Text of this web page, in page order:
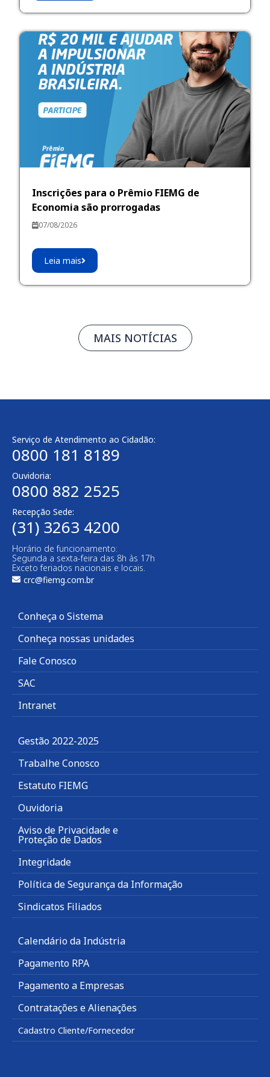
Inscrições para o Prêmio FIEMG de
Economia são prorrogadas
07/08/2026
Leia mais
MAIS NOTÍCIAS
Serviço de Atendimento ao Cidadão:
0800 181 8189
Ouvidoria:
0800 882 2525
Recepção Sede:
(31) 3263 4200
Horário de funcionamento:
Segunda a sexta-feira das 8h às 17h
Exceto feriados nacionais e locais.
crc@fiemg.com.br
Conheça o Sistema
Conheça nossas unidades
Fale Conosco
SAC
Intranet
Gestão 2022-2025
Trabalhe Conosco
Estatuto FIEMG
Ouvidoria
Aviso de Privacidade e
Proteção de Dados
Integridade
Política de Segurança da Informação
Sindicatos Filiados
Calendário da Indústria
Pagamento RPA
Pagamento a Empresas
Contratações e Alienações
Cadastro Cliente/Fornecedor